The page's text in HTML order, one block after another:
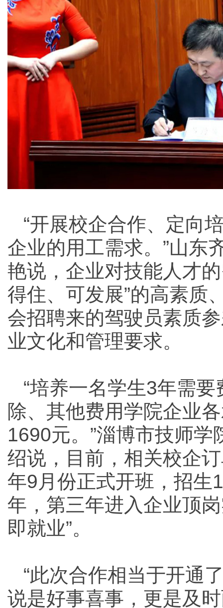
“开展校企合作、定向
企业的用工需求。”山东
艳说，企业对技能人才
得住、可发展”的高素质
会招聘来的驾驶员素质
业文化和管理要求。
“培养一名学生3年需
除、其他费用学院企业
1690元。”淄博市技师
绍说，目前，相关校企
年9月份正式开班，招生
年，第三年进入企业顶
即就业”。
“此次合作相当于开通
说是好事喜事，更是及